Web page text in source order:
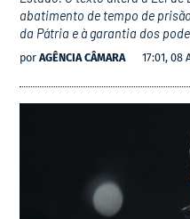
abatimento de tempo de
da Pátria e à garantia dos
por AGÊNCIA CÂMARA 17:01, 08